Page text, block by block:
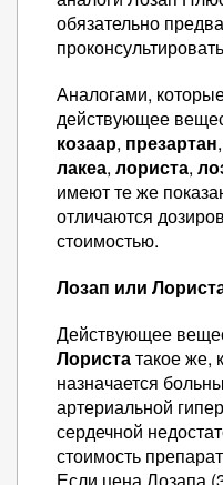
обязательно
Аналогами,
действующее
козаар, презартан,
лакеа, лориста,
имеют те же
отличаются
стоимостью.
Лозап или
Действующее
Лористатакое же,
назначается
артериальной
сердечной
стоимость